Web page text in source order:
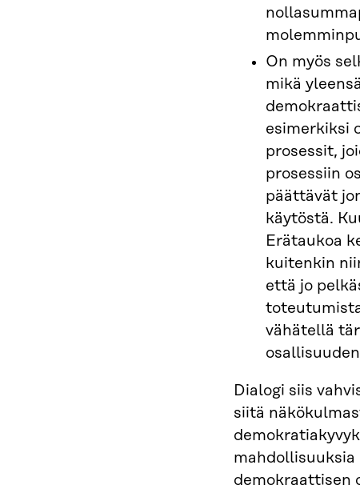
On myös
mikä
esimerkiksi
prosessit,
prosessiin
päättävät
käytöstä.
Erätaukoa
kuitenkin
että jo
vähätellä
Dialogi siis
siitä
mahdollisuuksia
demokraattisen